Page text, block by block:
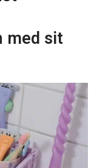
med sit